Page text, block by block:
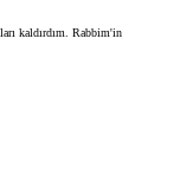
kaldırdım. Rabbim'in